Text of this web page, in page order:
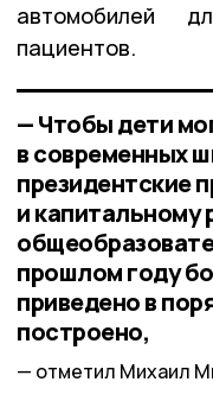
автомобилей
пациентов.
— Чтобы дети
в современных
президентские
и капитальному
прошлом году
приведено в
построено,
отметил Михаил